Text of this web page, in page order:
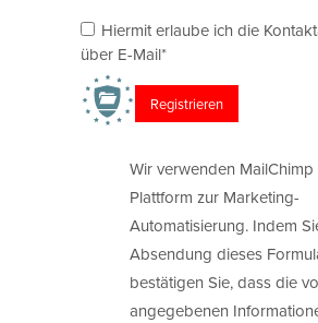
Hiermit erlaube ich die
über E-Mail*
Wir verwenden
Plattform zur Marketing-
Automatisierung. Indem
Absendung dieses
bestätigen Sie, dass die
angegebenen